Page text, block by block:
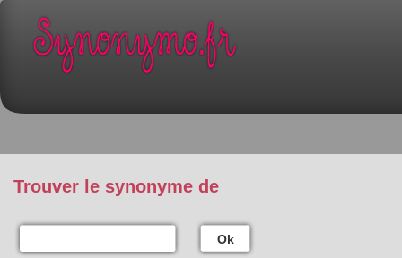
Trouver le synonyme de
Ok